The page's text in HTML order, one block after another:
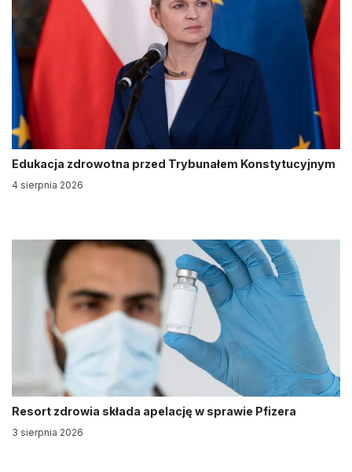
Edukacja zdrowotna przed Trybunałem Konstytucyjnym
4 sierpnia 2026
Resort zdrowia składa apelację w sprawie Pfizera
3 sierpnia 2026